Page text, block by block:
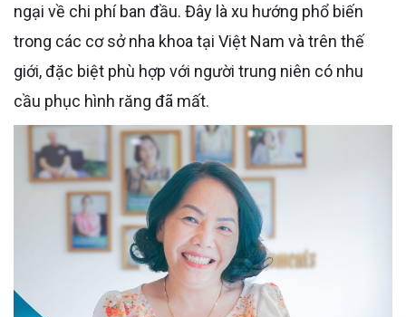
ngại về chi phí ban đầu. Đây là xu hướng phổ biến
trong các cơ sở nha khoa tại Việt Nam và trên thế
giới, đặc biệt phù hợp với người trung niên có nhu
cầu phục hình răng đã mất.